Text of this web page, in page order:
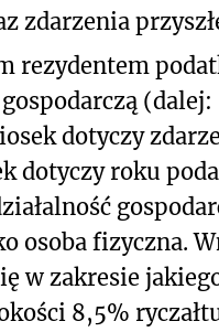
zdarzenia
rezydentem
dotyczy
dotyczy roku
osoba fizyczna.
w zakresie
8,5%